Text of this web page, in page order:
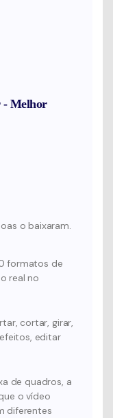
- Melhor
o baixaram.
formatos de
real no
cortar, girar,
editar
de quadros, a
o vídeo
diferentes